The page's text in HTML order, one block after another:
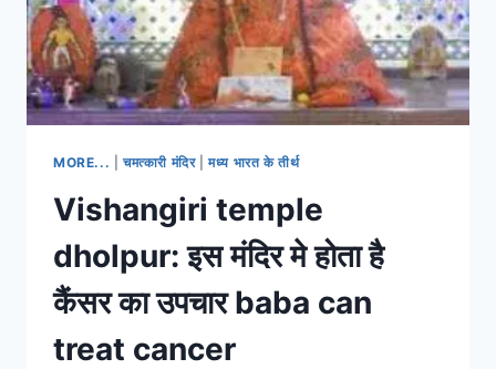
अंतर
की
सम्पूर्ण
जानकारी
MORE... चमत्कारी मंदिर|मध्य भारत के तीर्थ
Vishangiri temple
dholpur: इस मंदिर मे होता है
कैंसर का उपचार baba can
treat cancer